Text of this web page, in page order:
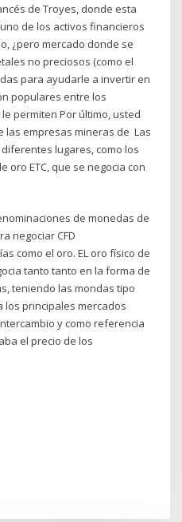
de Troyes, donde esta
de los activos financieros
¿pero mercado donde se
no preciosos (como el
para ayudarle a invertir en
populares entre los
permiten Por último, usted
las empresas mineras de Las
lugares, como los
oro ETC, que se negocia con
de monedas de
negociar CFD
como el oro. EL oro físico de
tanto tanto en la forma de
teniendo las mondas tipo
principales mercados
y como referencia
el precio de los